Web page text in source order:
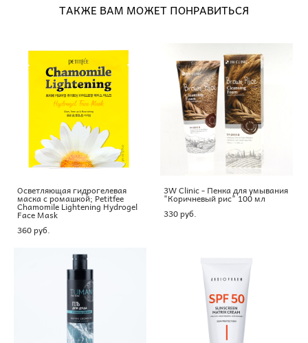
ТАКЖЕ ВАМ МОЖЕТ ПОНРАВИТЬСЯ
Осветляющая гидрогелевая
маска с ромашкой; Petitfee
Chamomile Lightening Hydrogel
Face Mask
360 pуб.
3W Clinic - Пенка для умывания
"Коричневый рис" 100 мл
330 pуб.